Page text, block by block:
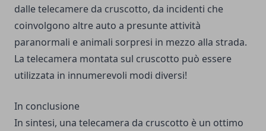
dalle telecamere da cruscotto, da incidenti che
coinvolgono altre auto a presunte attività
paranormali e animali sorpresi in mezzo alla strada.
La telecamera montata sul cruscotto può essere
utilizzata in innumerevoli modi diversi!
In conclusione
In sintesi, una telecamera da cruscotto è un ottimo